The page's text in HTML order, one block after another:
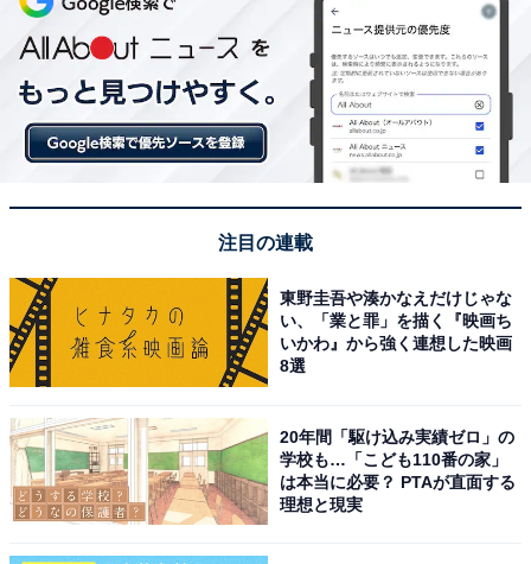
発売日
2026年6月
価格
税込500円
全5種
・シロしんちゃん
・ひまわり
・カンタム・ロボ
・ようちえんバス
注目の連載
東野圭吾や湊かなえだけじゃな
い、「業と罪」を描く『映画ち
いかわ』から強く連想した映画
8選
20年間「駆け込み実績ゼロ」の
学校も…「こども110番の家」
は本当に必要？ PTAが直面する
理想と現実